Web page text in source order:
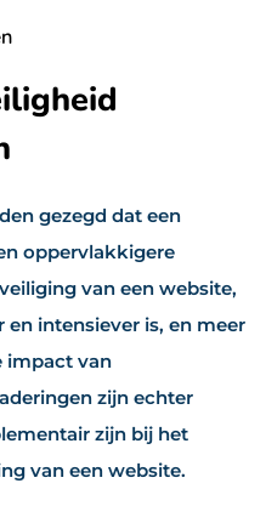
gezegd dat een
oppervlakkigere
van een website,
intensiever is, en meer
impact van
zijn echter
zijn bij het
van een website.